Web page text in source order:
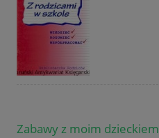
Zabawy z moim